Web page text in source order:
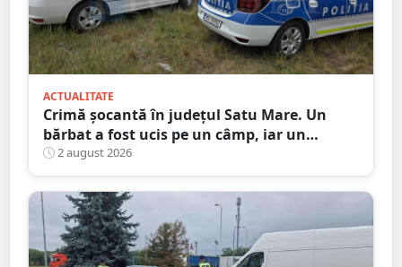
ACTUALITATE
Crimă șocantă în județul Satu Mare. Un
bărbat a fost ucis pe un câmp, iar un
adolescent este în custodia poliției
2 august 2026